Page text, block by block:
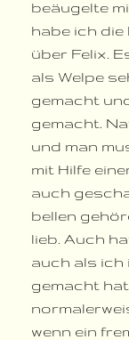
beäugelte
habe ich
über Felix.
als Welpe
gemacht
gemacht.
und man
mit Hilfe
auch
bellen
lieb. Auch
auch als ich
gemacht
wenn ein